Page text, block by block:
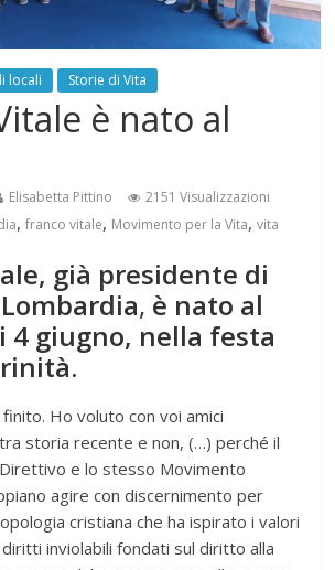
locali Storie di Vita
è nato al
Elisabetta Pittino
2151 Visualizzazioni
,franco vitale, Movimento per la Vita,vita
già presidente di
, è nato al
4 giugno, nella festa
Ho voluto con voi amici
storia recente e non, (…) perché il
e lo stesso Movimento
agire con discernimento per
cristiana che ha ispirato i valori
inviolabili fondati sul diritto alla